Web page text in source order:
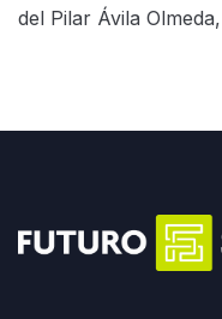
del Pilar Ávila